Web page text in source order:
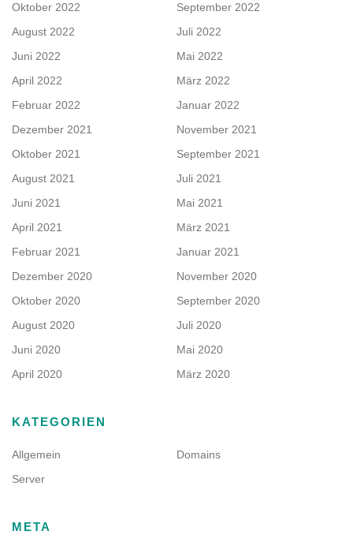
Oktober 2022
September 2022
August 2022
Juli 2022
Juni 2022
Mai 2022
April 2022
März 2022
Februar 2022
Januar 2022
Dezember 2021
November 2021
Oktober 2021
September 2021
August 2021
Juli 2021
Juni 2021
Mai 2021
April 2021
März 2021
Februar 2021
Januar 2021
Dezember 2020
November 2020
Oktober 2020
September 2020
August 2020
Juli 2020
Juni 2020
Mai 2020
April 2020
März 2020
KATEGORIEN
Allgemein
Domains
Server
META